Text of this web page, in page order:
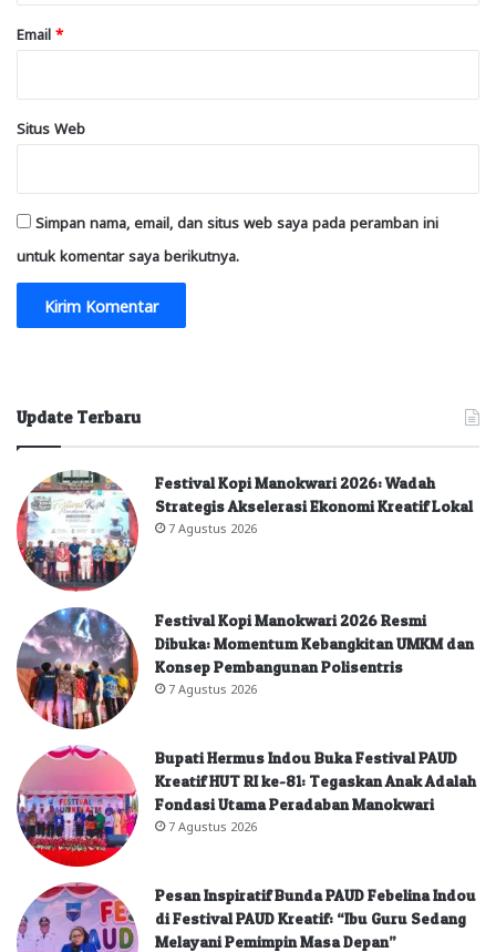
Email *
Situs Web
Simpan nama, email, dan situs web saya pada peramban ini
untuk komentar saya berikutnya.
Update Terbaru
Festival Kopi Manokwari 2026: Wadah
Strategis Akselerasi Ekonomi Kreatif Lokal
7 Agustus 2026
Festival Kopi Manokwari 2026 Resmi
Dibuka: Momentum Kebangkitan UMKM dan
Konsep Pembangunan Polisentris
7 Agustus 2026
Bupati Hermus Indou Buka Festival PAUD
Kreatif HUT RI ke-81: Tegaskan Anak Adalah
Fondasi Utama Peradaban Manokwari
7 Agustus 2026
Pesan Inspiratif Bunda PAUD Febelina Indou
di Festival PAUD Kreatif: “Ibu Guru Sedang
Melayani Pemimpin Masa Depan”